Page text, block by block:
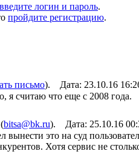
введите логин и пароль.
пройдите регистрацию.
письмо). Дата: 23.10.16
я считаю что еще с 2008 года.
bitsa@bk.ru). Дата: 25.10.16
это на суд
Хотя сервис не